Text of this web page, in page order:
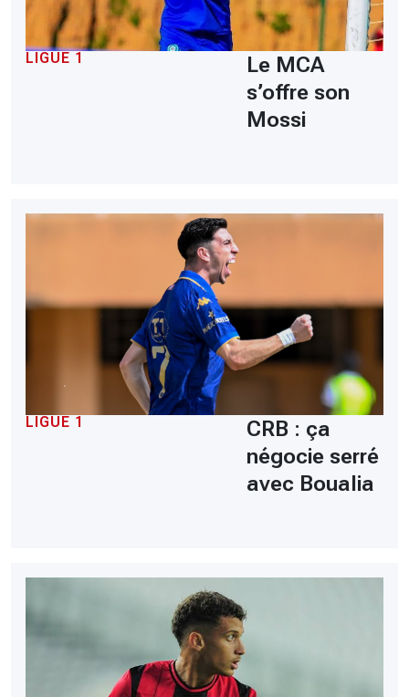
LIGUE 1
Le MCA
s’offre son
Mossi
LIGUE 1
CRB : ça
négocie serré
avec Boualia